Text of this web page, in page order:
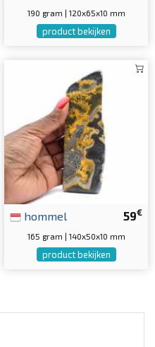
190 gram | 120x65x10 mm
product bekijken
59€
hommel
165 gram | 140x50x10 mm
product bekijken